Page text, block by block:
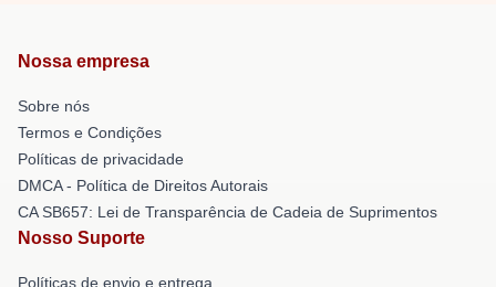
Nossa empresa
Sobre nós
Termos e Condições
Políticas de privacidade
DMCA - Política de Direitos Autorais
CA SB657: Lei de Transparência de Cadeia de Suprimentos
Nosso Suporte
Políticas de envio e entrega